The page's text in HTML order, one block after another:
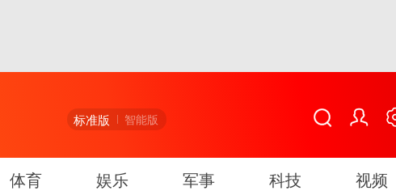
标准版 智能版
体育 娱乐 军事 科技
视频